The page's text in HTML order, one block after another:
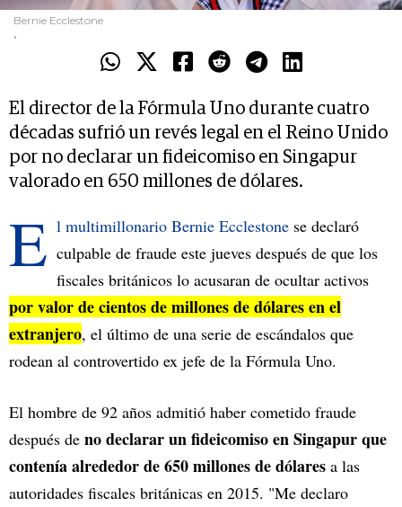
Bernie Ecclestone
.
El director de la Fórmula Uno durante cuatro
décadas sufrió un revés legal en el Reino Unido
por no declarar un fideicomiso en Singapur
valorado en 650 millones de dólares.
E l multimillonario Bernie Ecclestone se declaró
culpable de fraude este jueves después de que los
fiscales británicos lo acusaran de ocultar activos
por valor de cientos de millones de dólares en el
extranjero, el último de una serie de escándalos que
rodean al controvertido ex jefe de la Fórmula Uno.
El hombre de 92 años admitió haber cometido fraude
después de no declarar un fideicomiso en Singapur que
contenía alrededor de 650 millones de dólares a las
autoridades fiscales británicas en 2015. "Me declaro